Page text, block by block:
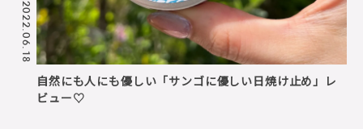
2022.06.18
自然にも人にも優しい「サンゴに優しい日焼け止め」レ
ビュー♡